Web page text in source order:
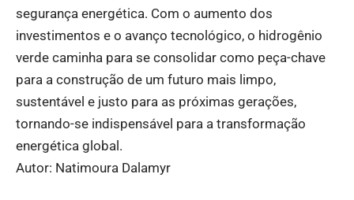
segurança energética. Com o aumento dos
investimentos e o avanço tecnológico, o hidrogênio
verde caminha para se consolidar como peça-chave
para a construção de um futuro mais limpo,
sustentável e justo para as próximas gerações,
tornando-se indispensável para a transformação
energética global.
Autor: Natimoura Dalamyr